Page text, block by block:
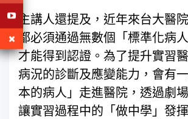
主講人還提及，近年來台大醫
都必須通過無數個「標準化病
才能得到認證。為了提升實習
病況的診斷及應變能力，會有
本的病人」走進醫院，透過劇
讓實習過程中的「做中學」發